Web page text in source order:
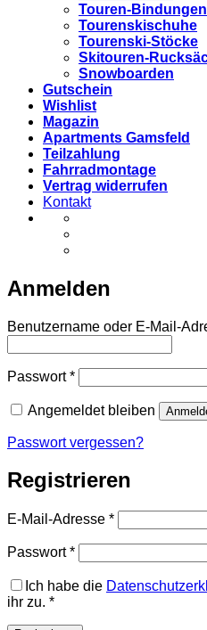
Touren-Bindungen
Tourenskischuhe
Tourenski-Stöcke
Skitouren-
Snowboarden
Gutschein
Wishlist
Magazin
Apartments Gamsfeld
Teilzahlung
Fahrradmontage
Vertrag widerrufen
Kontakt
Anmelden
Benutzername oder E-Mail-
Passwort*Erforderlich
Angemeldet bleiben
Passwort vergessen?
Registrieren
E-Mail-Adresse *Erforderlich
Passwort*Erforderlich
Ich habe die
ihr zu. *